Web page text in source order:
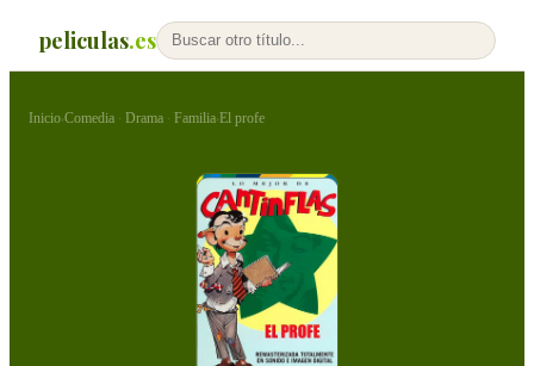
peliculas.es
Inicio›Comedia · Drama · Familia›El profe